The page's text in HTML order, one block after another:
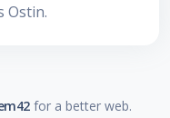
Ostin.
for a better web.